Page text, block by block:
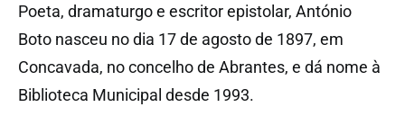
Poeta, dramaturgo e escritor epistolar, António
Boto nasceu no dia 17 de agosto de 1897, em
Concavada, no concelho de Abrantes, e dá nome à
Biblioteca Municipal desde 1993.